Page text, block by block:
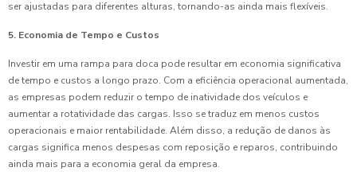
ser ajustadas para diferentes alturas, tornando-as ainda mais flexíveis.
5. Economia de Tempo e Custos
Investir em uma rampa para doca pode resultar em economia significativa
de tempo e custos a longo prazo. Com a eficiência operacional aumentada,
as empresas podem reduzir o tempo de inatividade dos veículos e
aumentar a rotatividade das cargas. Isso se traduz em menos custos
operacionais e maior rentabilidade. Além disso, a redução de danos às
cargas significa menos despesas com reposição e reparos, contribuindo
ainda mais para a economia geral da empresa.